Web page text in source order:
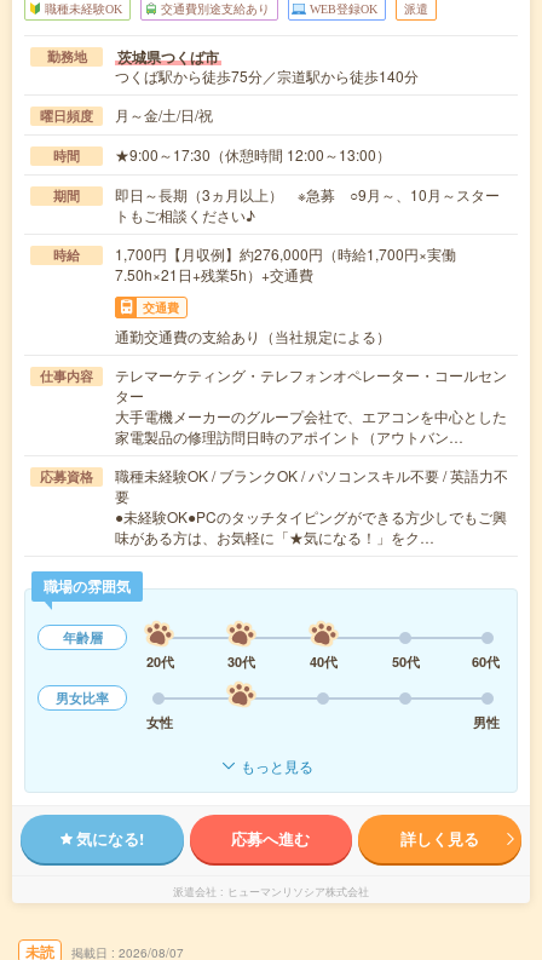
職種未経験OK 交通費別途支給あり WEB登録OK 派遣
勤務地 茨城県つくば市
つくば駅から徒歩75分／宗道駅から徒歩140分
曜日頻度 月～金/土/日/祝
時間 ★9:00～17:30（休憩時間 12:00～13:00）
期間
即日～長期（3ヵ月以上） ※急募 ○9月～、10月～スター
トもご相談ください♪
時給
1,700円【月収例】約276,000円（時給1,700円×実働
7.50h×21日+残業5h）+交通費
交通費
通勤交通費の支給あり（当社規定による）
仕事内容
テレマーケティング・テレフォンオペレーター・コールセン
ター
大手電機メーカーのグループ会社で、エアコンを中心とした
家電製品の修理訪問日時のアポイント（アウトバン…
応募資格
職種未経験OK / ブランクOK / パソコンスキル不要 / 英語力不
要
●未経験OK●PCのタッチタイピングができる方少しでもご興
味がある方は、お気軽に「★気になる！」をク…
職場の雰囲気
年齢層
20代
30代 40代 50代
60代
男女比率
女性
男性
もっと見る
気になる! 応募へ進む 詳しく見る
派遣会社 ヒューマンリソシア株式会社
未読 掲載日 2026/08/07